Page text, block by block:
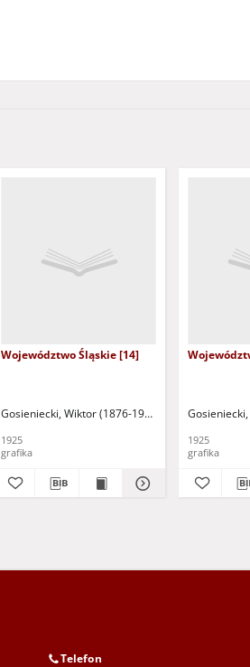
Województwo Śląskie [14]
Gosieniecki, Wiktor (1876-1956)
1925
grafika
Gosieniecki,
1925
grafika
Telefon